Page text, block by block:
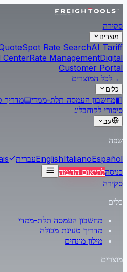
סקירה
מוצרים
Spot Rate SearchAI Tariff
CenterRate ManagementDigital
Customer Portal
← לכל המוצרים
כלים
◧מחשבון העמסה תלת-ממדי▤מדריך
סיפורי לקוחבלוג
עב
שפה
EnglishItalianoEspañol עברית
כניסהלתיאום הדגמה
סקירה
כלים
מחשבון העמסה תלת-ממדי
מדריך טעינת מכולה
מילון מונחים
מוצרים